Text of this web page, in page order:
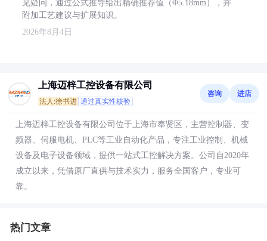
见疑问，通过公式推导给出精确推荐值（Φ5.18mm），并
附加工艺建议与扩展知识。
2026年8月4日
上海迈梓工控设备有限公司
法人:徐书进 通过真实性核验
咨询 进店
上海迈梓工控设备有限公司位于上海市奉贤区，主营控制器、变
频器、伺服电机、PLC等工业自动化产品，专注工业控制、机械
设备及电子设备领域，提供一站式工控解决方案。公司自2020年
成立以来，凭借原厂直供与技术实力，服务全国客户，专业可
靠。
热门文章